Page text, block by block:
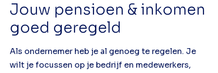
Jouw pensioen & inkomen
goed geregeld
Als ondernemer heb je al genoeg te regelen. Je
wilt je focussen op je bedrijf en medewerkers,